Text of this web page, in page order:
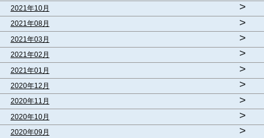
2021年10月 >
2021年08月 >
2021年03月 >
2021年02月 >
2021年01月 >
2020年12月 >
2020年11月 >
2020年10月 >
2020年09月 >